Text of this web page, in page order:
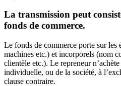
La transmission peut
fonds de commerce.
Le fonds de commerce porte sur les
machines etc.) et incorporels (nom
clientèle etc.). Le repreneur
individuelle, ou de la société, à
clause contraire.